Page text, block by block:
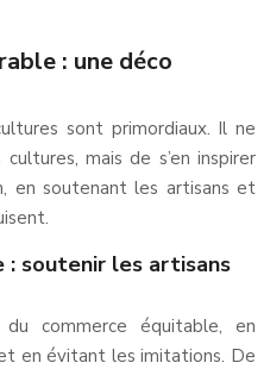
: une déco
sont primordiaux. Il ne
mais de s’en inspirer
en soutenant les artisans et
: soutenir les artisans
commerce équitable, en
en évitant les imitations. De